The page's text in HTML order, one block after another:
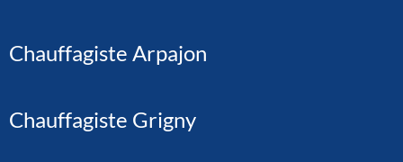
Chauffagiste Arpajon
Chauffagiste Grigny